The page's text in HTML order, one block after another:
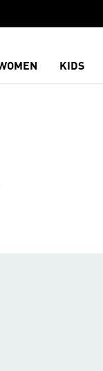
KIDS